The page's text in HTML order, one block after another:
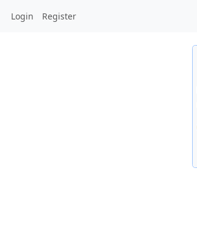
Login Register